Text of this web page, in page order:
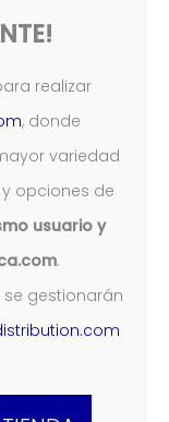
realizar
, donde
variedad
opciones de
usuario y
.
se gestionarán